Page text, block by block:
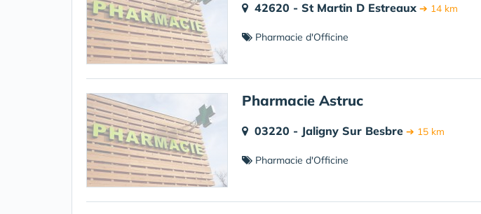
42620 - St Martin D Estreaux ➔ 14 km
Pharmacie d'Officine
Pharmacie Astruc
03220 - Jaligny Sur Besbre ➔ 15 km
Pharmacie d'Officine